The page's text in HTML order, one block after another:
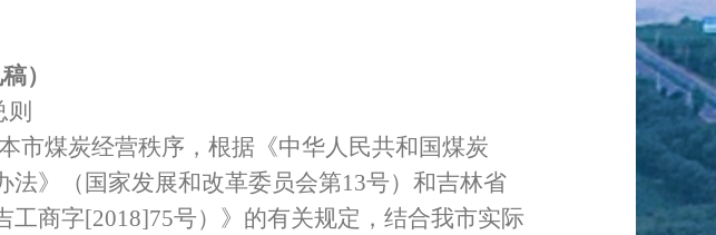
）
则
市煤炭经营秩序，根据《中华人民共和国煤炭
法》（国家发展和改革委员会第13号）和吉林省
工商字[2018]75号）》的有关规定，结合我市实际